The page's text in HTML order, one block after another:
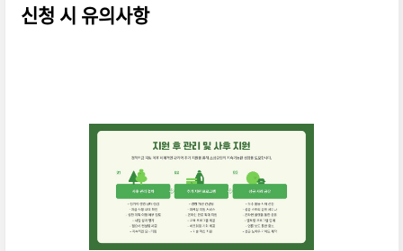
신청 시 유의사항